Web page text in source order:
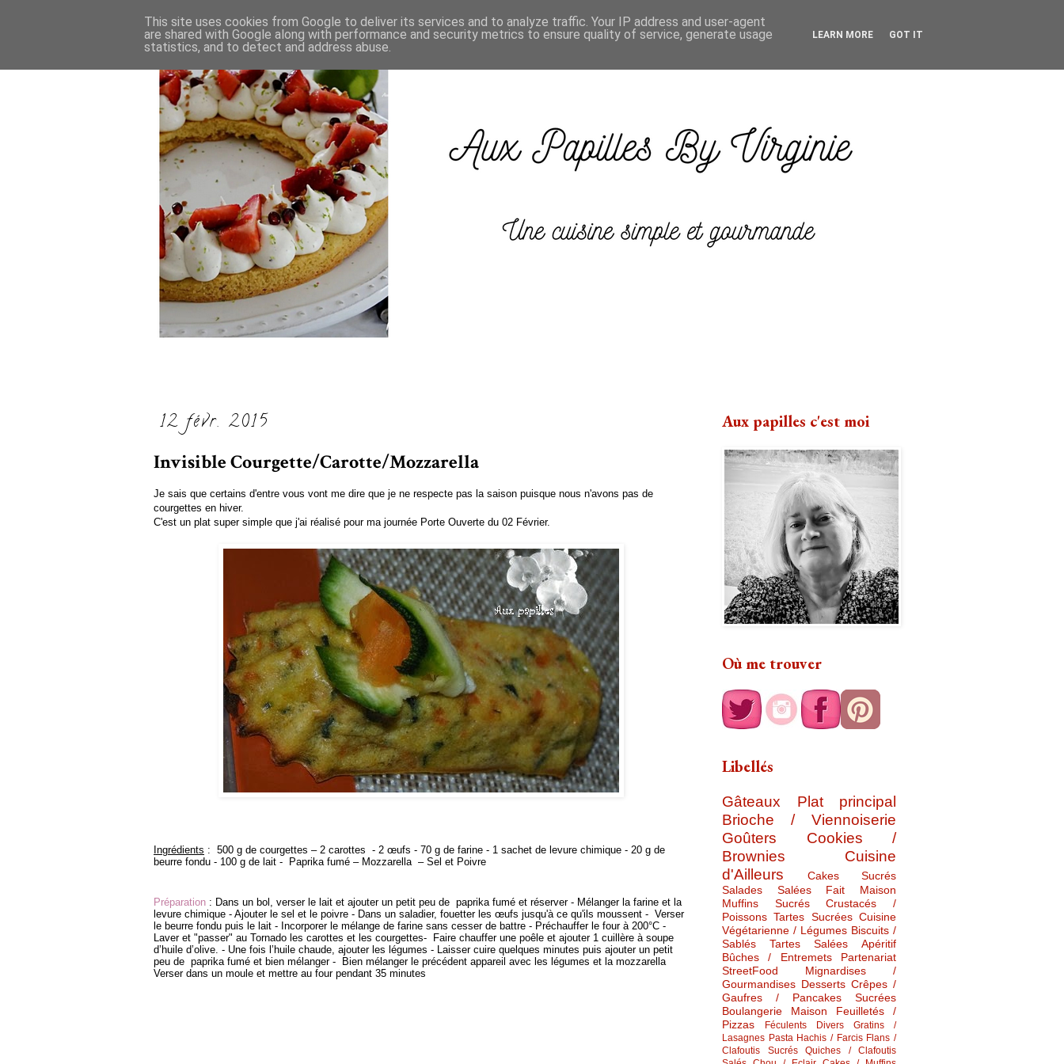
12 févr. 2015
Invisible Courgette/Carotte/Mozzarella
Je sais que certains d'entre vous vont me dire que je ne respecte pas la saison puisque nous n'avons pas de
courgettes en hiver.
C'est un plat super simple que j'ai réalisé pour ma journée Porte Ouverte du 02 Février.
Ingrédients : 500 g de courgettes – 2 carottes - 2 œufs - 70 g de farine - 1 sachet de levure chimique - 20 g de
beurre fondu - 100 g de lait - Paprika fumé – Mozzarella – Sel et Poivre
Préparation : Dans un bol, verser le lait et ajouter un petit peu de paprika fumé et réserver - Mélanger la farine et la
levure chimique - Ajouter le sel et le poivre - Dans un saladier, fouetter les œufs jusqu'à ce qu'ils moussent - Verser
le beurre fondu puis le lait - Incorporer le mélange de farine sans cesser de battre - Préchauffer le four à 200°C -
Laver et "passer" au Tornado les carottes et les courgettes- Faire chauffer une poêle et ajouter 1 cuillère à soupe
d’huile d’olive. - Une fois l’huile chaude, ajouter les légumes - Laisser cuire quelques minutes puis ajouter un petit
peu de paprika fumé et bien mélanger - Bien mélanger le précédent appareil avec les légumes et la mozzarella
Verser dans un moule et mettre au four pendant 35 minutes
Aux papilles c'est moi
Où me trouver
Libellés
Gâteaux
Plat principal
Brioche / Viennoiserie
Goûters
Cookies /
Brownies
Cuisine
d'Ailleurs
Cakes Sucrés
Salades Salées
Fait Maison
Muffins Sucrés
Crustacés /
Poissons Tartes Sucrées Cuisine
Végétarienne / Légumes Biscuits /
Sablés
Tartes Salées
Apéritif
Bûches / Entremets
Partenariat
StreetFood
Mignardises /
Gourmandises Desserts Crêpes /
Gaufres / Pancakes Sucrées
Boulangerie Maison
Feuilletés /
Pizzas
Féculents Divers
Gratins /
Lasagnes Pasta Hachis / Farcis Flans /
Clafoutis Sucrés
Quiches / Clafoutis
This site uses cookies from Google to deliver its services and to analyze traffic. Your IP address and user-agent
are shared with Google along with performance and security metrics to ensure quality of service, generate usage
statistics, and to detect and address abuse.
LEARN MORE GOT IT